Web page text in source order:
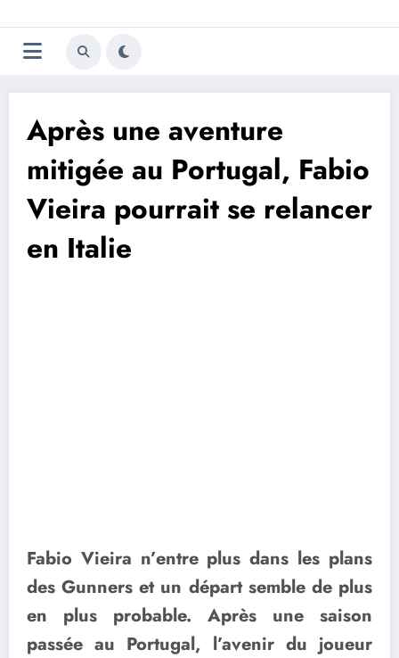
au
contenu
Trivela
L'actualité du football
Après une aventure
mitigée au Portugal, Fabio
Vieira pourrait se relancer
en Italie
Fabio Vieira n’entre plus dans les plans
des Gunners et un départ semble de plus
en plus probable. Après une saison
passée au Portugal, l’avenir du joueur